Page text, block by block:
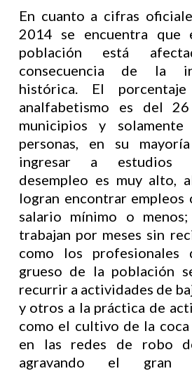
En cuanto a cifras
2014 se encuentra que
población está
consecuencia de la
histórica. El
analfabetismo es del
municipios y
personas, en su
ingresar a estudios
desempleo es muy alto,
logran encontrar empleos
salario mínimo o
trabajan por meses sin
como los
grueso de la población
recurrir a actividades de
y otros a la práctica de
como el cultivo de la
en las redes de robo
agravando el gran